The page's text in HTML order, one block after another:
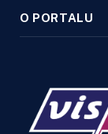
O PORTALU